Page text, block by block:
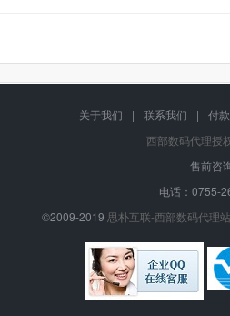
关于我们 | 联系我们 |
付
西部数码代理授
售前咨
电话：0755-
©2009-2019 思朴互联-西部数码代理站